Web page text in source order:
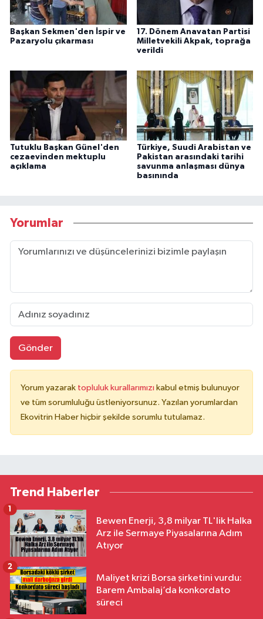
Başkan Sekmen'den İspir ve
Pazaryolu çıkarması
17. Dönem Anavatan Partisi
Milletvekili Akpak, toprağa
verildi
Tutuklu Başkan Günel'den
cezaevinden mektuplu
açıklama
Türkiye, Suudi Arabistan ve
Pakistan arasındaki tarihi
savunma anlaşması dünya
basınında
Yorumlar
Gönder
Yorum yazarak topluluk kurallarımızı kabul etmiş bulunuyor
ve tüm sorumluluğu üstleniyorsunuz. Yazılan yorumlardan
Ekovitrin Haber hiçbir şekilde sorumlu tutulamaz.
Trend Haberler
Bewen Enerji, 3,8 milyar TL'lik Halka
Arz ile Sermaye Piyasalarına Adım
Atıyor
1
Maliyet krizi Borsa şirketini vurdu:
Barem Ambalaj’da konkordato
süreci
2